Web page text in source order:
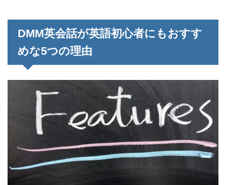
DMM英会話が英語初心者にもおすす
めな5つの理由